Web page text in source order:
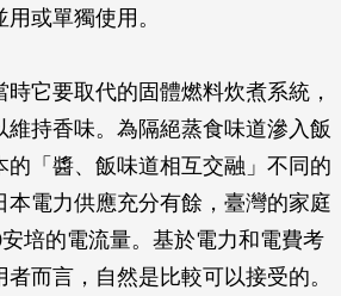
或單獨使用。
它要取代的固體燃料炊煮系統，
維持香味。為隔絕蒸食味道滲入飯
的「醬、飯味道相互交融」不同的
本電力供應充分有餘，臺灣的家庭
培的電流量。基於電力和電費考
而言，自然是比較可以接受的。